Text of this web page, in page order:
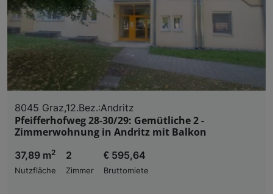
8045 Graz,12.Bez.:Andritz
Pfeifferhofweg 28-30/29: Gemütliche 2 -
Zimmerwohnung in Andritz mit Balkon
37,89 m2
Nutzfläche
2
Zimmer
€ 595,64
Bruttomiete